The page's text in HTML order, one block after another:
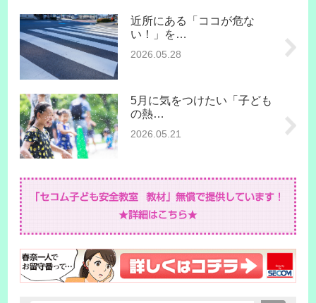
近所にある「ココが危な
い！」を…
2026.05.28
5月に気をつけたい「子ども
の熱…
2026.05.21